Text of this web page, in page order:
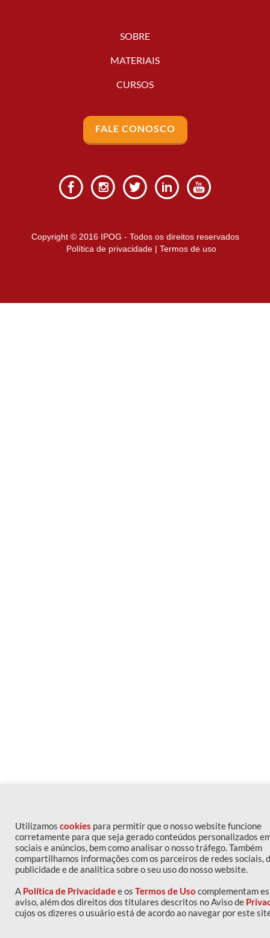
SOBRE
MATERIAIS
CURSOS
FALE CONOSCO
Copyright © 2016 IPOG - Todos os direitos reservados
Política de privacidade| Termos de uso
Utilizamos cookies para permitir que o nosso website funcione
corretamente para que seja gerado conteúdos personalizados
sociais e anúncios, bem como analisar o nosso tráfego. Também
compartilhamos informações com os parceiros de redes sociais,
publicidade e de analítica sobre o seu uso do nosso website.
A Política de Privacidadee os Termos de Uso complementam
aviso, além dos direitos dos titulares descritos no Aviso de
cujos os dizeres o usuário está de acordo ao navegar por este